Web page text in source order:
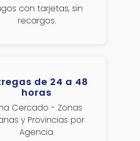
con tarjetas, sin
recargos.
de 24 a 48
horas
Cercado - Zonas
y Provincias por
Agencia.